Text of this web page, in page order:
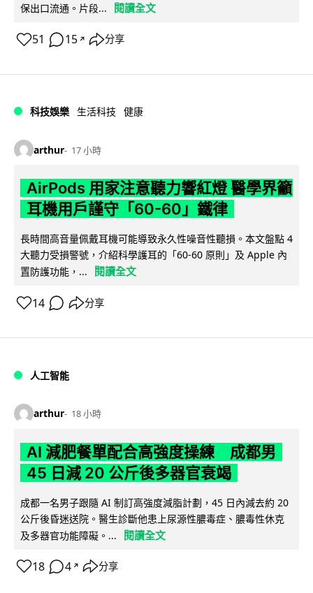
保出口流通。片段... 閱讀全文
51 15 ↗ 分享
科技娛樂 生活科技 健康
arthur 17 小時
AirPods 用家注意聽力響紅燈 醫學界籲
耳機用戶謹守「60-60」鐵律
長時間高音量佩戴耳機可能導致永久性噪音性聽損。本文盤點 4
大聽力受損警號，介紹科學護耳的「60-60 原則」及 Apple 內
置防護功能，...
閱讀全文
14 分享
人工智能
arthur 18 小時
AI 減肥餐單配合高強度操練 成都男
45 日減 20 公斤後多器官衰竭
成都一名男子跟隨 AI 制訂高強度減脂計劃，45 日內減去約 20
公斤後昏迷送院。醫生診斷他患上尿源性膿毒症、膿毒性休克
及多器官功能障礙。...
閱讀全文
18 4 ↗ 分享